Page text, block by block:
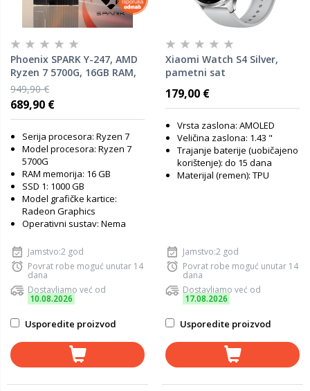
Phoenix SPARK Y-247, AMD
Ryzen 7 5700G, 16GB RAM,
1TB M.2 SSD, AMD Radeon
Graphics, NoOS, stolno
računalo
949,90 €
689,90 €
Serija procesora: Ryzen 7
Model procesora: Ryzen 7
5700G
RAM memorija: 16 GB
SSD 1: 1000 GB
Model grafičke kartice:
Radeon Graphics
Operativni sustav: Nema
Jamstvo:2 god
Povrat robe moguć unutar 14
dana
Dostavljamo već od
10.08.2026
Usporedite proizvod
Xiaomi Watch S4 Silver,
pametni sat
179,00 €
Vrsta zaslona: AMOLED
Veličina zaslona: 1.43 "
Trajanje baterije (uobičajeno
korištenje): do 15 dana
Materijal (remen): TPU
Jamstvo:2 god
Povrat robe moguć unutar 14
dana
Dostavljamo već od
17.08.2026
Usporedite proizvod